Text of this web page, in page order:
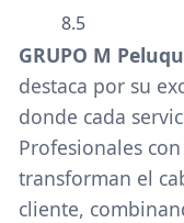
8.5
GRUPO M
destaca por su
donde cada
Profesionales
transforman el
cliente,